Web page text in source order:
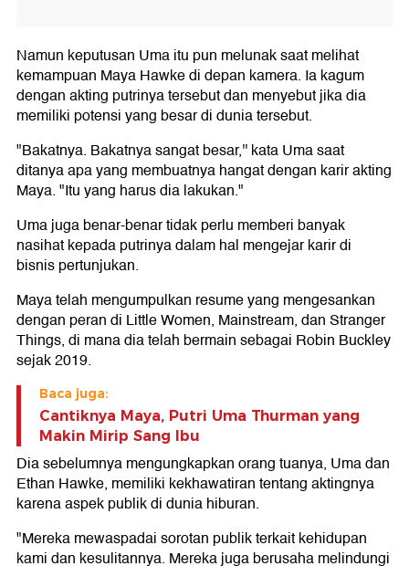
Namun keputusan Uma itu pun melunak saat melihat
kemampuan Maya Hawke di depan kamera. Ia kagum
dengan akting putrinya tersebut dan menyebut jika dia
memiliki potensi yang besar di dunia tersebut.
"Bakatnya. Bakatnya sangat besar,'' kata Uma saat
ditanya apa yang membuatnya hangat dengan karir akting
Maya. "Itu yang harus dia lakukan."
Uma juga benar-benar tidak perlu memberi banyak
nasihat kepada putrinya dalam hal mengejar karir di
bisnis pertunjukan.
Maya telah mengumpulkan resume yang mengesankan
dengan peran di Little Women, Mainstream, dan Stranger
Things, di mana dia telah bermain sebagai Robin Buckley
sejak 2019.
Baca juga:
Cantiknya Maya, Putri Uma Thurman yang
Makin Mirip Sang Ibu
Dia sebelumnya mengungkapkan orang tuanya, Uma dan
Ethan Hawke, memiliki kekhawatiran tentang aktingnya
karena aspek publik di dunia hiburan.
"Mereka mewaspadai sorotan publik terkait kehidupan
kami dan kesulitannya. Mereka juga berusaha melindungi